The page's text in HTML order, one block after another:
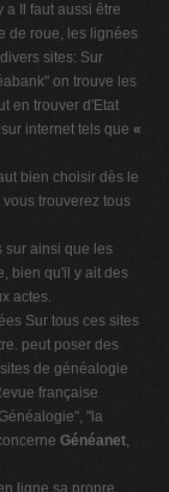
a Il faut aussi être
de roue, les lignées
sites: Sur
on trouve les
en trouver d'Etat
internet tels que «
bien choisir dès le
vous trouverez tous
sur ainsi que les
bien qu'il y ait des
actes.
Sur tous ces sites
peut poser des
de généalogie
française
"la
Généanet,
ligne sa propre